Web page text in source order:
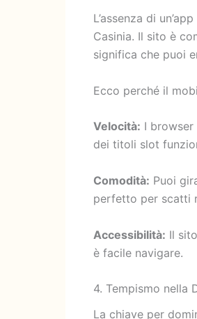
L’assenza di
Casinia. Il sito è
significa che puoi
Ecco perché il
Velocità: I
dei titoli slot
Comodità: Puoi
perfetto per scatti
Accessibilità: Il
è facile navigare.
4. Tempismo nella
La chiave per